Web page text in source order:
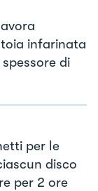
infarinata
di
per le
disco
per 2 ore